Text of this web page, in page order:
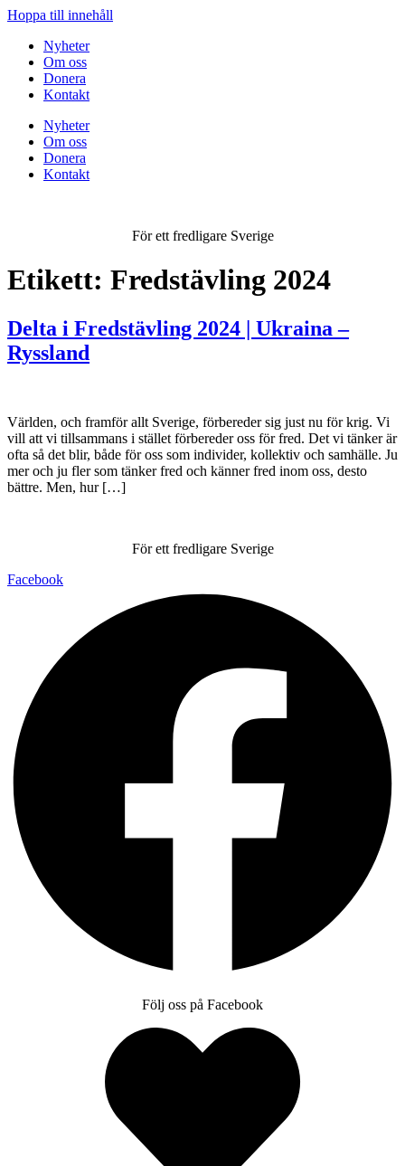
Hoppa till innehåll
Nyheter
Om oss
Donera
Kontakt
Nyheter
Om oss
Donera
Kontakt
För ett fredligare Sverige
Etikett: Fredstävling 2024
Delta i Fredstävling 2024 | Ukraina –
Ryssland
Världen, och framför allt Sverige, förbereder sig just nu för krig. Vi
vill att vi tillsammans i stället förbereder oss för fred. Det vi tänker är
ofta så det blir, både för oss som individer, kollektiv och samhälle. Ju
mer och ju fler som tänker fred och känner fred inom oss, desto
bättre. Men, hur […]
För ett fredligare Sverige
Facebook
Följ oss på Facebook